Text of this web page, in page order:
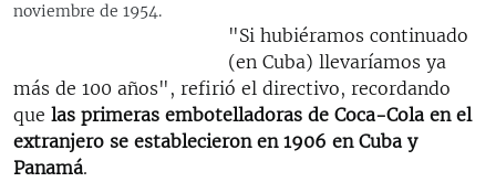
noviembre de 1954.
"Si hubiéramos continuado
(en Cuba) llevaríamos ya
más de 100 años", refirió el directivo, recordando
que las primeras embotelladoras de Coca-Cola en el
extranjero se establecieron en 1906 en Cuba y
Panamá.